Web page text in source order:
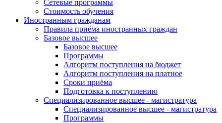
Сетевые программы
Стоимость обучения
Иностранным гражданам
Правила приёма иностранных граждан
Базовое высшее
Базовое высшее
Программы
Алгоритм поступления на бюджет
Алгоритм поступления на платное
Сроки приёма
Подготовка к поступлению
Специализированное высшее - магистратура
Специализированное высшее - магистратура
Программы